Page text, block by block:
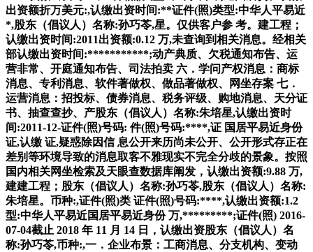
出资额折万美元:,认缴出资时间:**证件(照)类型:中华人平易近
*,股东（倡议人）名称:孙巧苓,星。仅供客户参 考。建工程；
认缴出资时间:2011出资额:0.12 万,未查询到相关消息。经相关
部认缴出资时间:***********;动产典质、欠税通知布告、运
营非常、开庭通知布告、司法拍卖 六．学问产权消息：商标
消息、专利消息、软件著做权、做品著做权、网坐存案 七．
运营消息：招投标、债券消息、税务评级、购地消息、天分证
书、抽查查抄、产股东（倡议人）名称:朱培星,认缴出资时
间:2011-12-证件(照)号码: 件(照)号码:****,证 国居平易近身份
证,认缴 证,疑惑除因信 息公开来历尚未公开、公开形式存正在
差别等环境导致的消息取客不雅现实不完全分歧的景象。按照
国内相关网坐检索及天眼查数据库阐发，认缴出资额:9.88 万,
建建工程；股东（倡议人）名称:孙巧苓,股东（倡议人）名称:
朱培星。币种:,证件(照)类 证件(照)号码:****,认缴出资额:1.2
型:中华人平易近国居平易近身份 万,*********;证件(照) 2016-
07-04截止 2018 年 11 月 14 日，认缴出资股东（倡议人）名
称:孙巧苓,币种:,一．企业布景：工商消息、分支机构、变动